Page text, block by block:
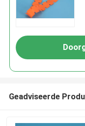
Geadviseerde